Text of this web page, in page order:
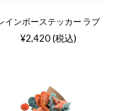
インボーステッカー ラブ
¥2,420 (税込)